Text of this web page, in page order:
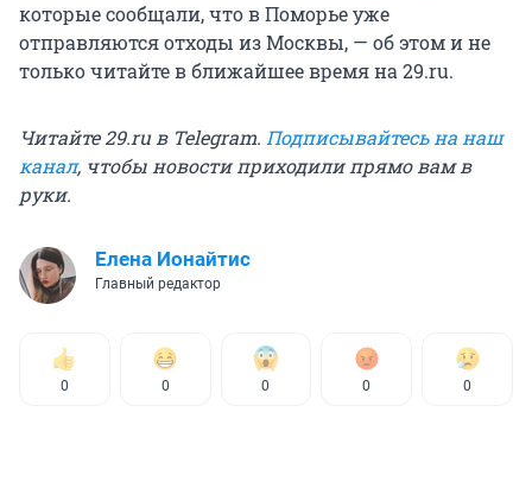
которые сообщали, что в Поморье уже
отправляются отходы из Москвы, — об этом и не
только читайте в ближайшее время на 29.ru.
Читайте 29.ru в Telegram. Подписывайтесь на наш
канал, чтобы новости приходили прямо вам в
руки.
Елена Ионайтис
Главный редактор
0 0 0 0 0